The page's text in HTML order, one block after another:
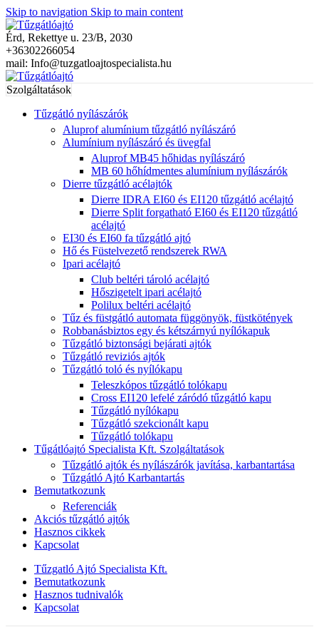
Skip to navigation Skip to main content
Érd, Rekettye u. 23/B, 2030
+36302266054
mail: Info@tuzgatloajtospecialista.hu
Szolgáltatások
Tűzgátló nyílászárók
Aluprof alumínium tűzgátló nyílászáró
Alumínium nyílászáró és üvegfal
Aluprof MB45 hőhidas nyílászáró
MB 60 hőhídmentes alumínium nyílászárók
Dierre tűzgátló acélajtók
Dierre IDRA EI60 és EI120 tűzgátló acélajtó
Dierre Split forgatható EI60 és EI120 tűzgátló
acélajtó
EI30 és EI60 fa tűzgátló ajtó
Hő és Füstelvezető rendszerek RWA
Ipari acélajtó
Club beltéri tároló acélajtó
Hőszigetelt ipari acélajtó
Polilux beltéri acélajtó
Tűz és füstgátló automata függönyök, füstkötények
Robbanásbiztos egy és kétszárnyú nyílókapuk
Tűzgátló biztonsági bejárati ajtók
Tűzgátló reviziós ajtók
Tűzgátló toló és nyílókapu
Teleszkópos tűzgátló tolókapu
Cross EI120 lefelé záródó tűzgátló kapu
Tűzgátló nyílókapu
Tűzgátló szekcionált kapu
Tűzgátló tolókapu
Tűgátlóajtó Specialista Kft. Szolgáltatások
Tűzgátló ajtók és nyílászárók javítása, karbantartása
Tűzgátló Ajtó Karbantartás
Bemutatkozunk
Referenciák
Akciós tűzgátló ajtók
Hasznos cikkek
Kapcsolat
Tűzgatló Ajtó Specialista Kft.
Bemutatkozunk
Hasznos tudnivalók
Kapcsolat